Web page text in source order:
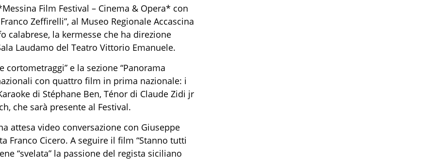
Film Festival – Cinema & Opera* con
Zeffirelli”, al Museo Regionale Accascina
calabrese, la kermesse che ha direzione
Laudamo del Teatro Vittorio Emanuele.
e la sezione “Panorama
con quattro film in prima nazionale: i
di Stéphane Ben, Ténor di Claude Zidi jr
che sarà presente al Festival.
attesa video conversazione con Giuseppe
Franco Cicero. A seguire il film “Stanno tutti
“svelata” la passione del regista siciliano